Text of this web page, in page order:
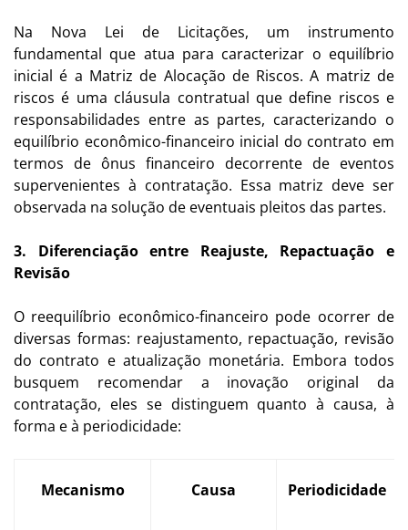
Na Nova Lei de Licitações, um instrumento
fundamental que atua para caracterizar o equilíbrio
inicial é a Matriz de Alocação de Riscos. A matriz de
riscos é uma cláusula contratual que define riscos e
responsabilidades entre as partes, caracterizando o
equilíbrio econômico-financeiro inicial do contrato em
termos de ônus financeiro decorrente de eventos
supervenientes à contratação. Essa matriz deve ser
observada na solução de eventuais pleitos das partes.
3. Diferenciação entre Reajuste, Repactuação e
Revisão
O reequilíbrio econômico-financeiro pode ocorrer de
diversas formas: reajustamento, repactuação, revisão
do contrato e atualização monetária. Embora todos
busquem recomendar a inovação original da
contratação, eles se distinguem quanto à causa, à
forma e à periodicidade:
Mecanismo Causa Periodicidade